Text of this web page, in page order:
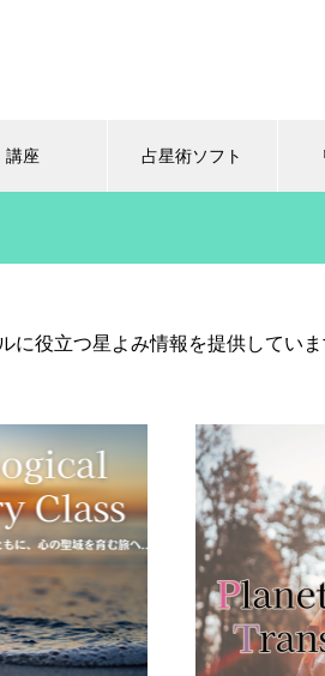
講座 占星術ソフト
に役立つ星よみ情報を提供していま